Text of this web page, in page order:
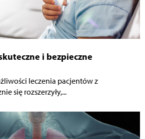
i bezpieczne
leczenia pacjentów z
się rozszerzyły,...